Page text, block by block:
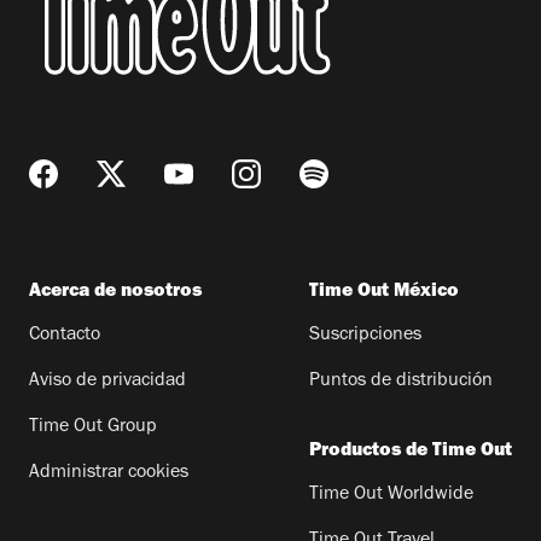
Acerca de nosotros
Contacto
Aviso de privacidad
Time Out Group
Administrar cookies
Time Out México
Suscripciones
Puntos de distribución
Productos de Time Out
Time Out Worldwide